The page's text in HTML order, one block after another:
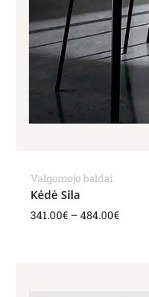
Valgomojo baldai
Kėdė Sila
341.00€ –484.00€